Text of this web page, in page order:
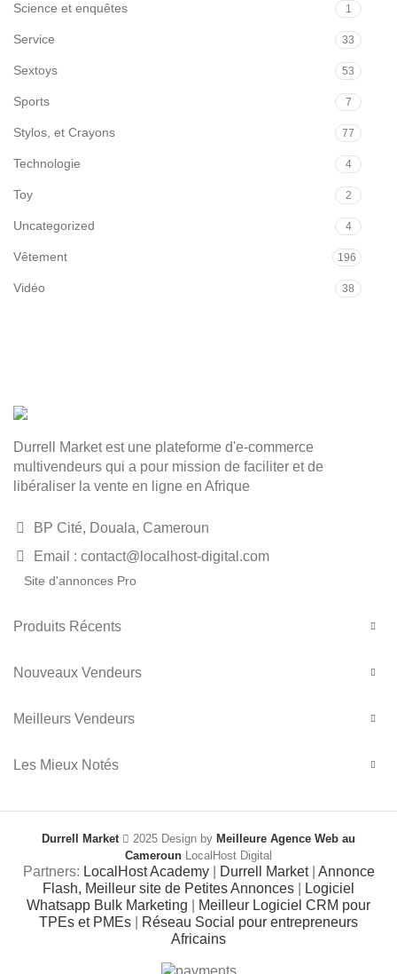
Science et enquêtes 1
Service 33
Sextoys 53
Sports 7
Stylos, et Crayons 77
Technologie 4
Toy 2
Uncategorized 4
Vêtement 196
Vidéo 38
Durrell Market est une plateforme d'e-commerce
multivendeurs qui a pour mission de faciliter et de
libéraliser la vente en ligne en Afrique
BP Cité, Douala, Cameroun
Email : contact@localhost-digital.com
Site d'annonces Pro
Produits Récents
Nouveaux Vendeurs
Meilleurs Vendeurs
Les Mieux Notés
Durrell Market 2025 Design by Meilleure Agence Web au
Cameroun LocalHost Digital
Partners: LocalHost Academy| Durrell Market| Annonce
Flash, Meilleur site de Petites Annonces
Logiciel
Whatsapp Bulk Marketing
Meilleur Logiciel CRM pour
TPEs et PMEs
Réseau Social pour entrepreneurs
Africains